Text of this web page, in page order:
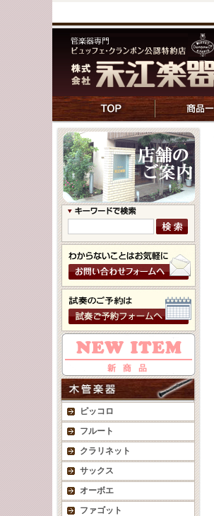
ピッコロ
フルート
クラリネット
サックス
オーボエ
ファゴット